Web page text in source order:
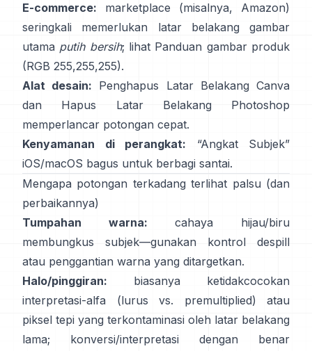
E-commerce: marketplace (misalnya, Amazon)
seringkali memerlukan latar belakang gambar
utama putih bersih; lihat Panduan gambar produk
(RGB 255,255,255).
Alat desain: Penghapus Latar Belakang Canva
dan Hapus Latar BelakangPhotoshop
memperlancar potongan cepat.
Kenyamanan di perangkat: “Angkat Subjek”
iOS/macOS bagus untuk berbagi santai.
Mengapa potongan terkadang terlihat palsu (dan
perbaikannya)
Tumpahan warna: cahaya hijau/biru
membungkus subjek—gunakan
kontrol despill
atau penggantian warna yang ditargetkan.
Halo/pinggiran: biasanya ketidakcocokan
interpretasi-alfa (lurus vs. premultiplied) atau
piksel tepi yang terkontaminasi oleh latar belakang
lama; konversi/interpretasi dengan benar